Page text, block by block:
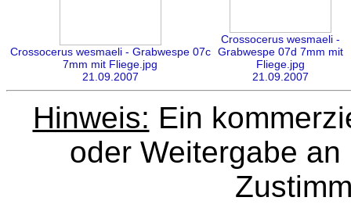
Crossocerus wesmaeli - Grabwespe 07c
7mm mit Fliege.jpg
21.09.2007
Crossocerus wesmaeli -
Grabwespe 07d 7mm mit
Fliege.jpg
21.09.2007
Hinweis: Ein
oder Weitergabe